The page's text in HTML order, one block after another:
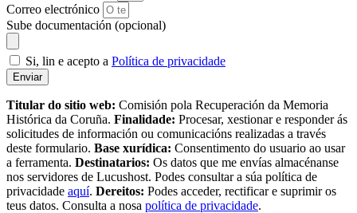
Correo electrónico
Sube documentación (opcional)
Si, lin e acepto a Política de privacidade
Enviar
Titular do sitio web: Comisión pola Recuperación da Memoria
Histórica da Coruña. Finalidade: Procesar, xestionar e responder ás
solicitudes de información ou comunicacións realizadas a través
deste formulario. Base xurídica: Consentimento do usuario ao usar
a ferramenta. Destinatarios: Os datos que me envías almacénanse
nos servidores de Lucushost. Podes consultar a súa política de
privacidade aquí. Dereitos: Podes acceder, rectificar e suprimir os
teus datos. Consulta a nosa política de privacidade.